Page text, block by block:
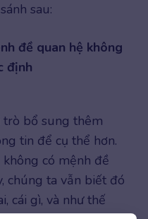
sau:
đề quan hệ không
định
trò bổ sung thêm
tin để cụ thể hơn.
không có mệnh đề
chúng ta vẫn biết đó
cái gì, và như thế